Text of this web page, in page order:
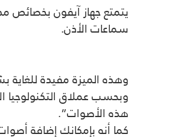
يتمتع جهاز آيفون بخصائص
سماعات الأذن.
وهذه الميزة مفيدة
هذه الأصوات”.
كما أنه بإمكانك إضافة